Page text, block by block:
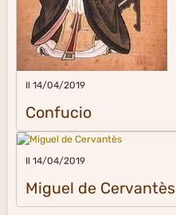
Il 14/04/2019
Confucio
Il 14/04/2019
Miguel de Cervantès